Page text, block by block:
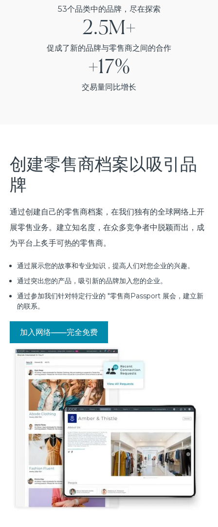
53个品类中的品牌，尽在探索
2.5M+
促成了新的品牌与零售商之间的合作
+17%
交易量同比增长
创建零售商档案以吸引品
牌
通过创建自己的零售商档案，在我们独有的全球网络上开
展零售业务。建立知名度，在众多竞争者中脱颖而出，成
为平台上炙手可热的零售商。
通过展示您的故事和专业知识，提高人们对您企业的兴趣。
通过突出您的产品，吸引新的品牌加入您的企业。
通过参加我们针对特定行业的 "零售商Passport 展会，建立新
的联系。
加入网络——完全免费